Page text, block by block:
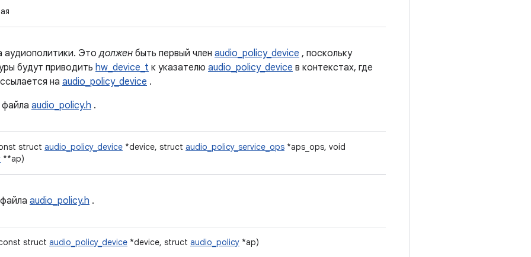
аудиополитики. Этодолжен быть первый член audio_policy_device , поскольку
будут приводить hw_device_t к указателю audio_policy_device в контекстах, где
на audio_policy_device .
файла audio_policy.h .
struct audio_policy_device *device, struct audio_policy_service_ops *aps_ops, void
**ap)
audio_policy.h .
struct audio_policy_device *device, struct audio_policy *ap)